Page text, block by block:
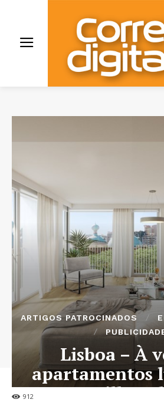
912
ARTIGOS PATROCINADOS
Lisboa – À
apartamentos
por 1 Milhão